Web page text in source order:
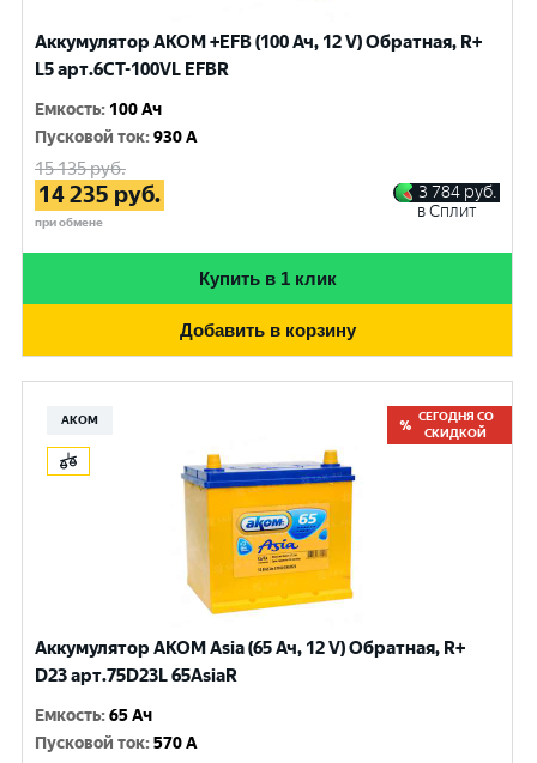
Аккумулятор AKOM +EFB (100 Ач, 12 V) Обратная, R+
L5 арт.6СТ-100VL EFBR
Емкость: 100 Ач
Пусковой ток:930 A
15 135руб.
14 235 руб.
при обмене
3 784 руб.
в Сплит
Купить в 1 клик
Добавить в корзину
АКОМ
СЕГОДНЯ СО
СКИДКОЙ
Аккумулятор AKOM Asia (65 Ач, 12 V) Обратная, R+
D23 арт.75D23L 65AsiaR
Емкость:65 Ач
Пусковой ток:570 A